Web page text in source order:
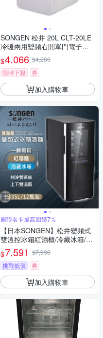
SONGEN 松井 20L CLT-20LE
冷暖兩用變頻右開單門電子行
動冰箱/小冰箱
$4,066 $4,280
限時下殺
券
加入購物車
刷聯名卡最高回饋7%
【日本SONGEN】松井變頻式
雙溫控冰箱紅酒櫃/冷藏冰箱/半
導體酒櫃/電子恆溫酒櫃(SG-35
DFW(B2))
$7,591 $7,990
挑戰低價
券
加入購物車